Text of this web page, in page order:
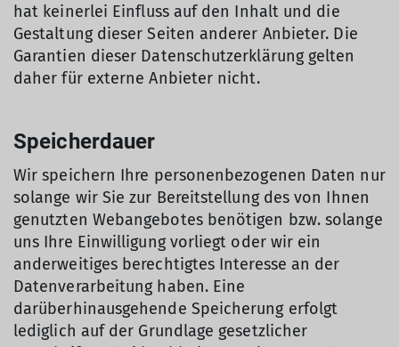
hat keinerlei Einfluss auf den Inhalt und die
Gestaltung dieser Seiten anderer Anbieter. Die
Garantien dieser Datenschutzerklärung gelten
daher für externe Anbieter nicht.
Speicherdauer
Wir speichern Ihre personenbezogenen Daten nur
solange wir Sie zur Bereitstellung des von Ihnen
genutzten Webangebotes benötigen bzw. solange
uns Ihre Einwilligung vorliegt oder wir ein
anderweitiges berechtigtes Interesse an der
Datenverarbeitung haben. Eine
darüberhinausgehende Speicherung erfolgt
lediglich auf der Grundlage gesetzlicher